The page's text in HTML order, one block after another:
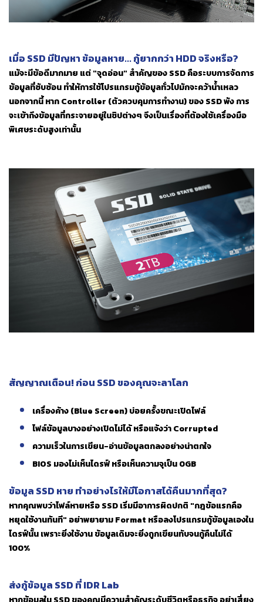
เมื่อ SSD มีปัญหา ข้อมูลหาย... กู้ยากกว่า HDD จริงหรือ?
แม้จะมีข้อดีมากมาย แต่ "จุดอ่อน" สำคัญของ SSD คือระบบการจัดการ
ข้อมูลที่ซับซ้อน ทำให้การใช้โปรแกรมกู้ข้อมูลทั่วไปมักจะคว้าน้ำเหลว
นอกจากนี้ หาก Controller (ตัวควบคุมการทำงาน) ของ SSD พัง การ
จะเข้าถึงข้อมูลที่กระจายอยู่ในชิปต่างๆ จึงเป็นเรื่องที่ต้องใช้เครื่องมือ
พิเศษระดับสูงเท่านั้น
สัญญาณเตือน! ก่อน SSD ของคุณจะลาโลก
เครื่องค้าง (Blue Screen) บ่อยครั้งขณะเปิดไฟล์
ไฟล์ข้อมูลบางอย่างเปิดไม่ได้ หรือแจ้งว่า Corrupted
ความเร็วในการเขียน-อ่านข้อมูลตกลงอย่างน่าตกใจ
BIOS มองไม่เห็นไดรฟ์ หรือเห็นความจุเป็น 0GB
ข้อมูล SSD หาย ทำอย่างไรให้มีโอกาสได้คืนมากที่สุด?
หากคุณพบว่าไฟล์หายหรือ SSD เริ่มมีอาการผิดปกติ "กฎข้อแรกคือ
หยุดใช้งานทันที" อย่าพยายาม Format หรือลงโปรแกรมกู้ข้อมูลเองใน
ไดรฟ์นั้น เพราะยิ่งใช้งาน ข้อมูลเดิมจะยิ่งถูกเขียนทับจนกู้คืนไม่ได้
100%
ส่งกู้ข้อมูล SSD ที่ IDR Lab